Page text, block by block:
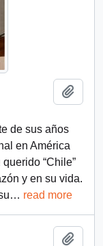
de sus años
en América
“Chile”
y en su vida.
… read more